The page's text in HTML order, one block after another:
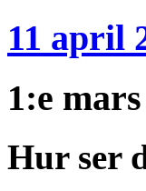
11 april
1:e
Hur ser